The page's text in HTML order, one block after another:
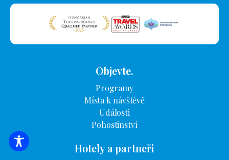
VYHLEDÁVÁNÍ UBYTOVÁNÍ
Objevte.
Programy
Místa k návštěvě
Události
Pohostinství
Hotely a partneři